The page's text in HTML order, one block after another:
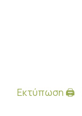
Εκτύπωση 🖨